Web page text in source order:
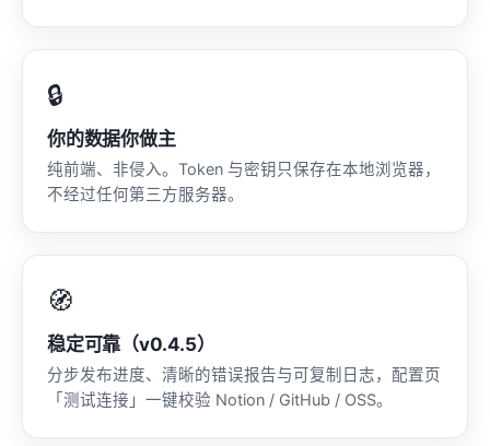
🔒
你的数据你做主
纯前端、非侵入。Token 与密钥只保存在本地浏览器，
不经过任何第三方服务器。
🧭
稳定可靠（v0.4.5）
分步发布进度、清晰的错误报告与可复制日志，配置页
「测试连接」一键校验 Notion / GitHub / OSS。